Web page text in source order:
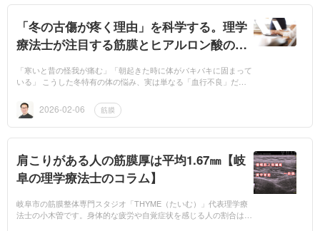
「冬の古傷が疼く理由」を科学する。理学
療法士が注目する筋膜とヒアルロン酸の粘
「寒いと昔の怪我が痛む」「朝起きた時に体がバキバキに固まって
いる」 こうした冬特有の体の悩み、実は単なる「血行不良」だけ
には私たちの体の中...
2026-02-06 筋膜
肩こりがある人の筋膜厚は平均1.67㎜【岐
阜の理学療法士のコラム】
岐阜市の筋膜整体専門スタジオ「THYME（たいむ）」代表理学療
法士の小木曽です。身体的な疲労や自覚症状を感じる人の割合は全